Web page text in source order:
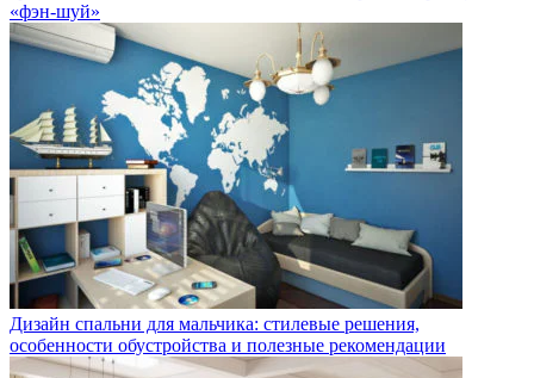
«фэн-шуй»
Дизайн спальни для мальчика: стилевые решения,
особенности обустройства и полезные рекомендации